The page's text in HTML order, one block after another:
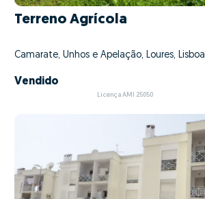
Terreno Agrícola
Camarate, Unhos e Apelação, Loures, Lisboa
Vendido
Licença AMI 25050